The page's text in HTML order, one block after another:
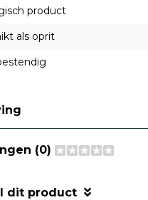
product
als oprit
(0)
dit product